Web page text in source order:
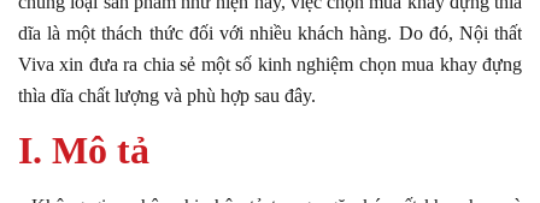
dĩa là một thách thức đối với nhiều khách hàng. Do đó, Nội thất
Viva xin đưa ra chia sẻ một số kinh nghiệm chọn mua khay đựng
thìa dĩa chất lượng và phù hợp sau đây.
I. Mô tả